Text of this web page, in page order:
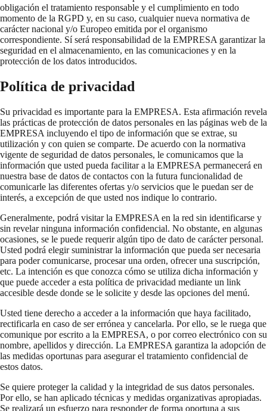
obligación el tratamiento responsable y el cumplimiento en todo
momento de la RGPD y, en su caso, cualquier nueva normativa de
carácter nacional y/o Europeo emitida por el organismo
correspondiente. Sí será responsabilidad de la EMPRESA garantizar la
seguridad en el almacenamiento, en las comunicaciones y en la
protección de los datos introducidos.
Política de privacidad
Su privacidad es importante para la EMPRESA. Esta afirmación revela
las prácticas de protección de datos personales en las páginas web de la
EMPRESA incluyendo el tipo de información que se extrae, su
utilización y con quien se comparte. De acuerdo con la normativa
vigente de seguridad de datos personales, le comunicamos que la
información que usted pueda facilitar a la EMPRESA permanecerá en
nuestra base de datos de contactos con la futura funcionalidad de
comunicarle las diferentes ofertas y/o servicios que le puedan ser de
interés, a excepción de que usted nos indique lo contrario.
Generalmente, podrá visitar la EMPRESA en la red sin identificarse y
sin revelar ninguna información confidencial. No obstante, en algunas
ocasiones, se le puede requerir algún tipo de dato de carácter personal.
Usted podrá elegir suministrar la información que pueda ser necesaria
para poder comunicarse, procesar una orden, ofrecer una suscripción,
etc. La intención es que conozca cómo se utiliza dicha información y
que puede acceder a esta política de privacidad mediante un link
accesible desde donde se le solicite y desde las opciones del menú.
Usted tiene derecho a acceder a la información que haya facilitado,
rectificarla en caso de ser errónea y cancelarla. Por ello, se le ruega que
comunique por escrito a la EMPRESA, o por correo electrónico con su
nombre, apellidos y dirección. La EMPRESA garantiza la adopción de
las medidas oportunas para asegurar el tratamiento confidencial de
estos datos.
Se quiere proteger la calidad y la integridad de sus datos personales.
Por ello, se han aplicado técnicas y medidas organizativas apropiadas.
Se realizará un esfuerzo para responder de forma oportuna a sus